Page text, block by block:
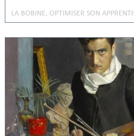
LA BOBINE, OPTIMISER SON